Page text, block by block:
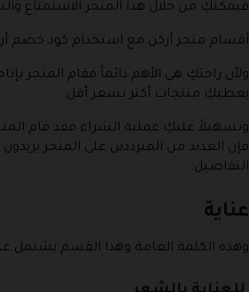
فيمكنكِ من خلال هذا المتجر الاستمتاع
أقسام متجر أركن مع استخدام كود خصم
ولأن راحتكِ هي الأهم دائماً فقام المتجر
يعطيكِ منتجات أكثر بسعر أقل.
وتسهيلاً عليكِ عملية الشراء فقد قام
فإن العديد من المترددين على المتجر
التفاصيل:
عناية
وهذه الكلمة العامة وهذا القسم يشتمل